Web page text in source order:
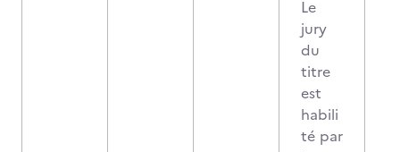
Le
jury
du
titre
est
habili
té par